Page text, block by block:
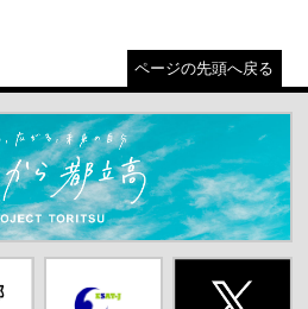
ページの先頭へ戻る
ドウが開きます）
イ
ピーキングテ
（別ウインド